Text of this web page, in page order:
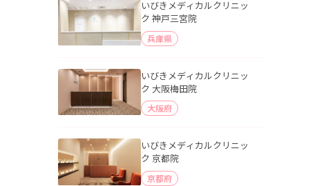
いびきメディカルクリニッ
ク 神戸三宮院
兵庫県
いびきメディカルクリニッ
ク 大阪梅田院
大阪府
いびきメディカルクリニッ
ク 京都院
京都府